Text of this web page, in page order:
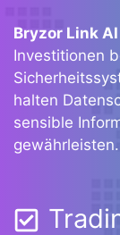
Bryzor Link AI
Investitionen
halten
sensible
gewährleisten.